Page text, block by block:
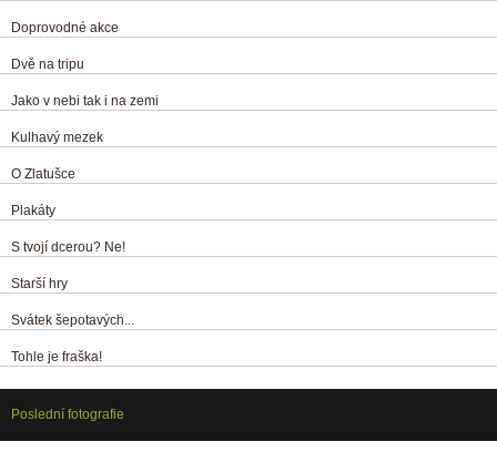
Doprovodné akce
Dvě na tripu
Jako v nebi tak i na zemi
Kulhavý mezek
O Zlatušce
Plakáty
S tvojí dcerou? Ne!
Starší hry
Svátek šepotavých...
Tohle je fraška!
Poslední fotografie